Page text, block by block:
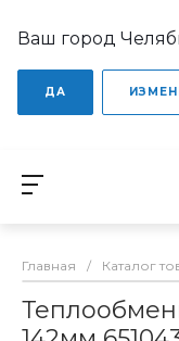
Ваш город
ДА
Главная / Каталог